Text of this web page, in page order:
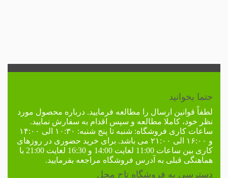
حتما بخوانید
لطفاً قوانین ارسال را مطالعه فرمایید. درباره محصول مورد
نظر خود، کاملا مطالعه و سپس اقدام به سفارش نمایید.
ساعات کاری فروشگاه:
شنبه تا پنج شنبه: ۱۰:۳۰ الی ۱۴:۰۰
و ۱۶:۰۰ الی ۲۱:۰۰ می باشد. برای خرید حضوری در
روزهای
کاری
بین ساعات 11:00 لغایت 14:00 و 16:30 لغایت 21:00 با
هماهنگی قبلی به آدرس فروشگاه مراجعه بفرمایید.
دسترسی به فروشگاه تاج محل